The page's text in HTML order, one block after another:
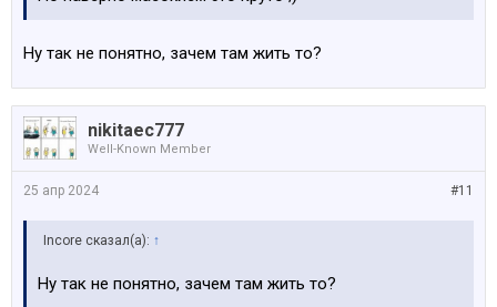
Ну так не понятно, зачем там жить то?
nikitaec777
Well-Known Member
#11
25 апр 2024
Incore сказал(а): ↑
Ну так не понятно, зачем там жить то?